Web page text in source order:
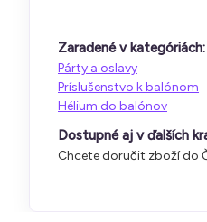
Zaradené v kategóriách:
Párty a oslavy
Príslušenstvo k balónom
Hélium do balónov
Dostupné aj v ďalších
Chcete doručit zboží do